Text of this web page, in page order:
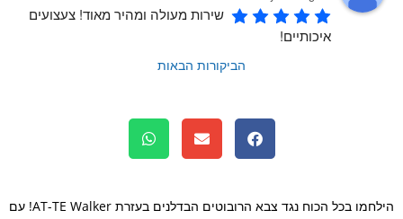
שירות מעולה ומהיר מאוד! צעצועים
איכותיים!
הביקורות הבאות
הילחמו בכל הכוח נגד צבא הרובוטים הבדלנים בעזרת AT-TE Walker! עם